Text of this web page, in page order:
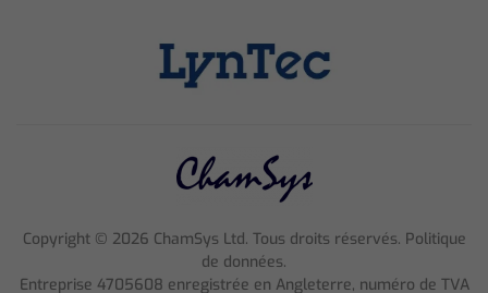
Copyright © 2026 ChamSys Ltd. Tous droits réservés. Politique
de données.
Entreprise 4705608 enregistrée en Angleterre, numéro de TVA